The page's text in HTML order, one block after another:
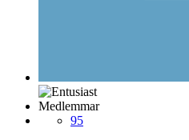
Medlemmar
95